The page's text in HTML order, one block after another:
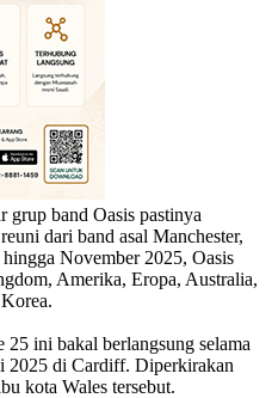
grup band Oasis pastinya
dari band asal Manchester,
November 2025, Oasis
Amerika, Eropa, Australia,
ini bakal berlangsung selama
2025 di Cardiff. Diperkirakan
kota Wales tersebut.